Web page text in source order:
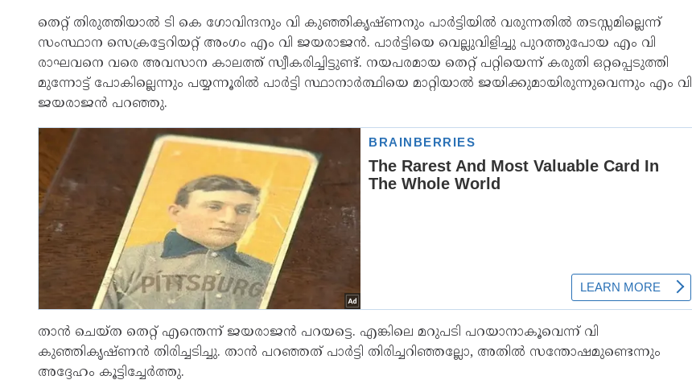
തെറ്റ് തിരുത്തിയാല്‍ ടി കെ ഗോവിന്ദനും വി കുഞ്ഞികൃഷ്ണനും പാര്‍ട്ടിയില്‍ വരുന്നതില്‍ തടസ്സമില്ലെന്ന്
സംസ്ഥാന സെക്രട്ടേറിയറ്റ് അംഗം എം വി ജയരാജന്‍. പാര്‍ട്ടിയെ വെല്ലുവിളിച്ചു പുറത്തുപോയ എം വി
രാഘവനെ വരെ അവസാന കാലത്ത് സ്വീകരിച്ചിട്ടുണ്ട്. നയപരമായ തെറ്റ് പറ്റിയെന്ന് കരുതി ഒറ്റപ്പെടുത്തി
മുന്നോട്ട് പോകില്ലെന്നും പയ്യന്നൂരില്‍ പാര്‍ട്ടി സ്ഥാനാര്‍ത്ഥിയെ മാറ്റിയാല്‍ ജയിക്കുമായിരുന്നുവെന്നും എം വി
ജയരാജന്‍ പറഞ്ഞു.
താന്‍ ചെയ്ത തെറ്റ് എന്തെന്ന് ജയരാജന്‍ പറയട്ടെ. എങ്കിലെ മറുപടി പറയാനാകൂവെന്ന് വി
കുഞ്ഞികൃഷ്ണന്‍ തിരിച്ചടിച്ചു. താന്‍ പറഞ്ഞത് പാര്‍ട്ടി തിരിച്ചറിഞ്ഞല്ലോ, അതില്‍ സന്തോഷമുണ്ടെന്നും
അദ്ദേഹം കൂട്ടിച്ചേര്‍ത്തു.